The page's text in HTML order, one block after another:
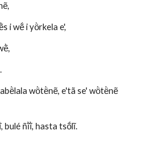
i wẽ́ i yö̀rkela e',
wö̀të̀nẽ, e'tã se' wö̀të̀nẽ
bulé ñĩ̀ĩ̀, hasta tsṍlĩ.